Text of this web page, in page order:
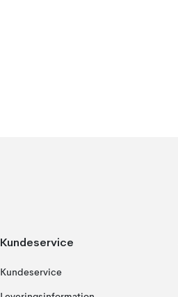
Kundeservice
Kundeservice